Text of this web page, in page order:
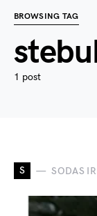
BROWSING TAG
1 post
S SODAS